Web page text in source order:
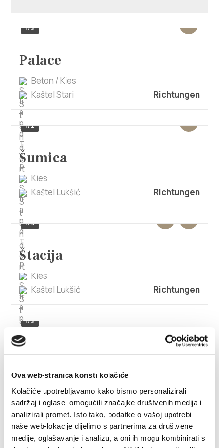
Ova web-stranica koristi kolačiće
Kolačiće upotrebljavamo kako bismo personalizirali
sadržaj i oglase, omogućili značajke društvenih medija i
analizirali promet. Isto tako, podatke o vašoj upotrebi
naše web-lokacije dijelimo s partnerima za društvene
medije, oglašavanje i analizu, a oni ih mogu kombinirati s
Safe in Dalmatia
de
Villa Nika, Kamberovo šetalište 30,
21216 Kaštel Stari, Hrvatska
1/2
Palace
Beton / Kies
Kaštel Stari
Richtungen
1/2
Šumica
Kies
Kaštel Lukšić
Richtungen
1/4
Štacija
Kies
Kaštel Lukšić
Richtungen
1/2
Šoulavy
Kaštel Lukšić
1/3
Glavice